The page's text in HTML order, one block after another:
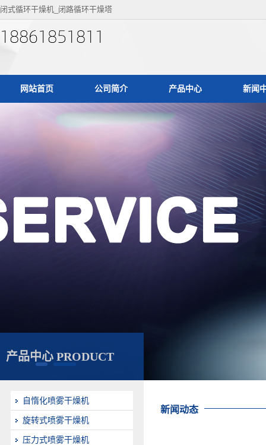
闭式循环干燥机_闭路循环干燥塔
网站首页 公司简介 产品中心 新闻
产品中心 PRODUCT
自惰化喷雾干燥机
旋转式喷雾干燥机
压力式喷雾干燥机
新闻动态